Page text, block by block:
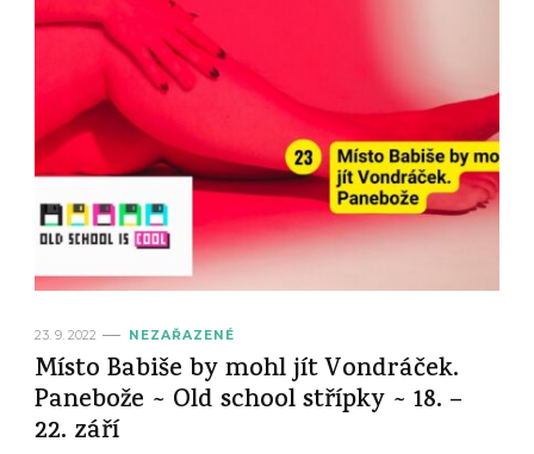
23. 9. 2022 NEZAŘAZENÉ
Místo Babiše by mohl jít Vondráček.
Panebože ~ Old school střípky ~ 18. –
22. září